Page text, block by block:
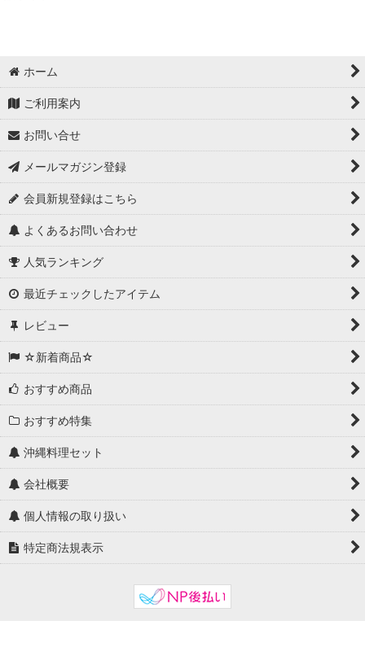
ホーム
ご利用案内
お問い合せ
メールマガジン登録
会員新規登録はこちら
よくあるお問い合わせ
人気ランキング
最近チェックしたアイテム
レビュー
☆新着商品☆
おすすめ商品
おすすめ特集
沖縄料理セット
会社概要
個人情報の取り扱い
特定商法規表示